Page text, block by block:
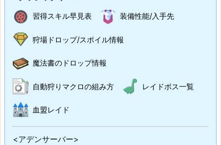
習得スキル早見表 装備性能/入手先
狩場ドロップ/スポイル情報
魔法書のドロップ情報
自動狩りマクロの組み方 レイドボス一覧
血盟レイド
<アデンサーバー>